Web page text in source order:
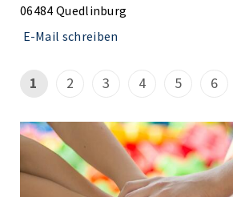
06484 Quedlinburg
E-Mail schreiben
1 2 3 4 5 6